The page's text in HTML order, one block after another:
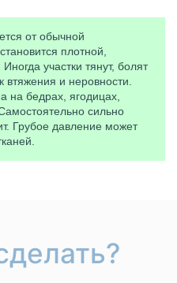
от обычной
плотной,
участки тянут, болят
втяжения и неровности.
на бедрах, ягодицах,
сильно
Грубое давление может